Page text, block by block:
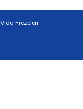
Vida Frezeleri